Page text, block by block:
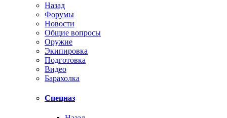
Назад
Форумы
Новости
Общие вопросы
Оружие
Экипировка
Подготовка
Видео
Барахолка
Спецназ